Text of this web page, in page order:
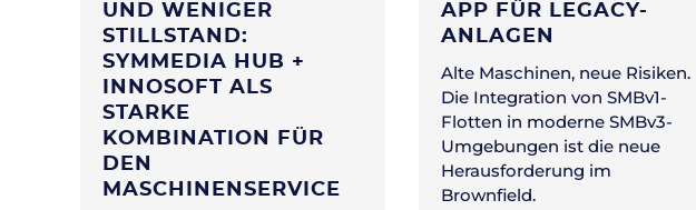
UND WENIGER
STILLSTAND:
SYMMEDIA HUB +
INNOSOFT ALS
STARKE
KOMBINATION FÜR
DEN
MASCHINENSERVICE
APP FÜR LEGACY-
ANLAGEN
Alte Maschinen, neue Risiken.
Die Integration von SMBv1-
Flotten in moderne SMBv3-
Umgebungen ist die neue
Herausforderung im
Brownfield.